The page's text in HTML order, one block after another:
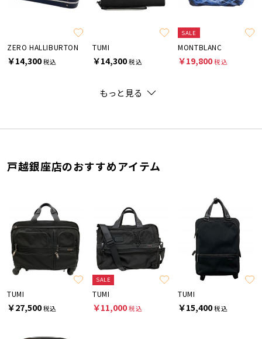
ZERO HALLIBURTON
￥14,300税込
TUMI
￥14,300税込
SALE
MONTBLANC
￥19,800税込
もっと見る
戸越銀座店のおすすめアイテム
TUMI
￥27,500税込
SALE
TUMI
￥11,000税込
TUMI
￥15,400税込